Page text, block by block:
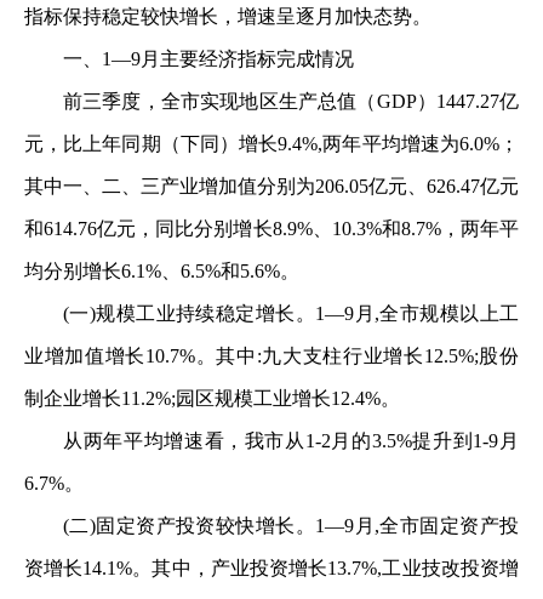
指标保持稳定较快增长，增速呈逐月加快态势。
一、1—9月主要经济指标完成情况
前三季度，全市实现地区生产总值（GDP）1447.27亿
元，比上年同期（下同）增长9.4%,两年平均增速为6.0%；
其中一、二、三产业增加值分别为206.05亿元、626.47亿元
和614.76亿元，同比分别增长8.9%、10.3%和8.7%，两年平
均分别增长6.1%、6.5%和5.6%。
(一)规模工业持续稳定增长。1—9月,全市规模以上工
业增加值增长10.7%。其中:九大支柱行业增长12.5%;股份
制企业增长11.2%;园区规模工业增长12.4%。
从两年平均增速看，我市从1-2月的3.5%提升到1-9月
6.7%。
(二)固定资产投资较快增长。1—9月,全市固定资产投
资增长14.1%。其中，产业投资增长13.7%,工业技改投资增